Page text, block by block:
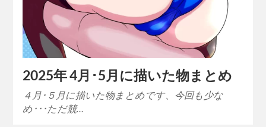
2025年 4月･5月に描いた物まとめ
４月･５月に描いた物まとめです、今回も少な
め･･･ただ競…